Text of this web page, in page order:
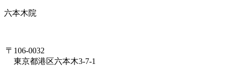
六本木院
〒106-0032
東京都港区六本木3-7-1